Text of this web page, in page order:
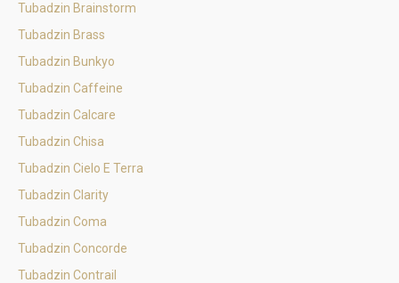
Tubadzin Brainstorm
Tubadzin Brass
Tubadzin Bunkyo
Tubadzin Caffeine
Tubadzin Calcare
Tubadzin Chisa
Tubadzin Cielo E Terra
Tubadzin Clarity
Tubadzin Coma
Tubadzin Concorde
Tubadzin Contrail